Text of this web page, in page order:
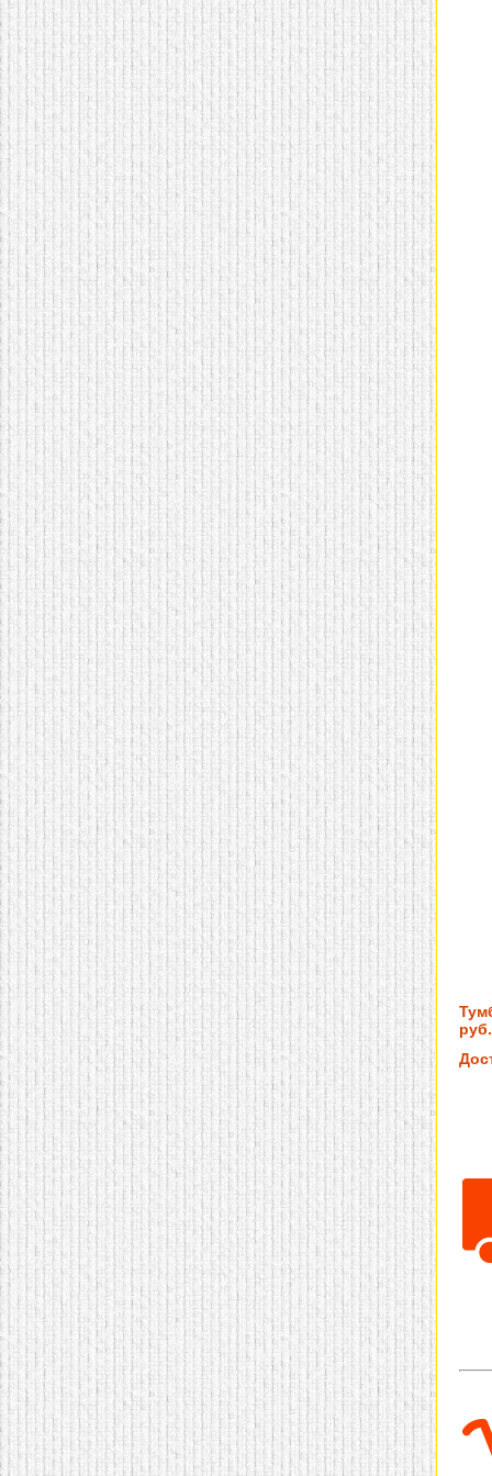
домашнем использовании.
Эта мебель имеет
некоторые преимущества
перед той же стенкой для
гостиной, к примеру,
поскольку она более
легкая и не загромождает
пространство. В спальне
этот предмет можно
поставить у изголовья
кровати, чтобы заполнить
пустующее там
место.
Также стеллажи
очень часто используют в
качестве разграничителей
комнаты, например, на
рабочую зону и
пространство для отдыха.
Особенно это актуально
для однокомнатных
квартир.
руб.